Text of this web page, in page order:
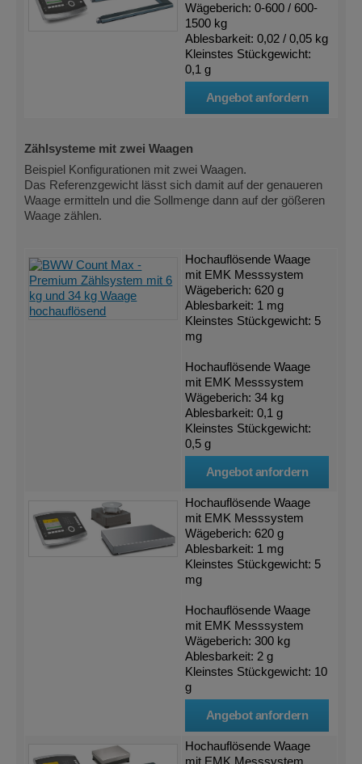
Wägeberich: 0-600 / 600-
1500 kg
Ablesbarkeit: 0,02 / 0,05 kg
Kleinstes Stückgewicht:
0,1 g
Angebot anfordern
Zählsysteme mit zwei Waagen
Beispiel Konfigurationen mit zwei Waagen.
Das Referenzgewicht lässt sich damit auf der genaueren
Waage ermitteln und die Sollmenge dann auf der gößeren
Waage zählen.
Hochauflösende Waage
mit EMK Messsystem
Wägeberich: 620 g
Ablesbarkeit: 1 mg
Kleinstes Stückgewicht: 5
mg
Hochauflösende Waage
mit EMK Messsystem
Wägeberich: 34 kg
Ablesbarkeit: 0,1 g
Kleinstes Stückgewicht:
0,5 g
Angebot anfordern
Hochauflösende Waage
mit EMK Messsystem
Wägeberich: 620 g
Ablesbarkeit: 1 mg
Kleinstes Stückgewicht: 5
mg
Hochauflösende Waage
mit EMK Messsystem
Wägeberich: 300 kg
Ablesbarkeit: 2 g
Kleinstes Stückgewicht: 10
g
Angebot anfordern
Hochauflösende Waage
mit EMK Messsystem